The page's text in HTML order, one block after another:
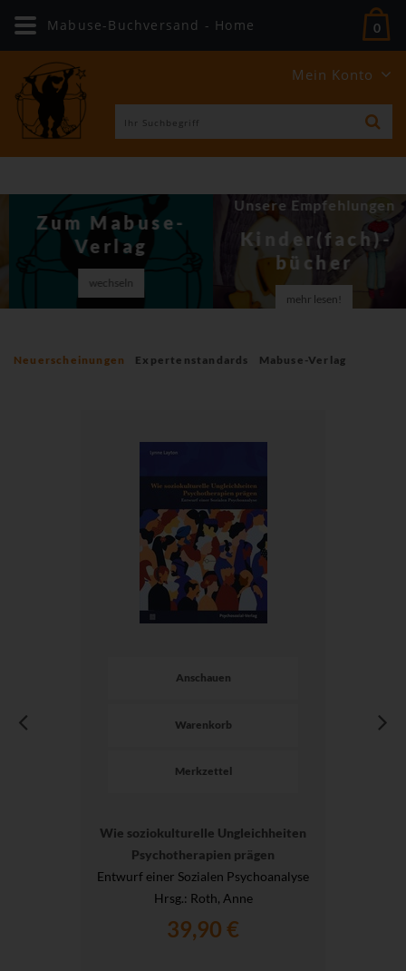
Mein Konto
0
Zum Mabuse-
Verlag
wechseln
Unsere Empfehlungen
Kinder(fach)­
bücher
mehr lesen!
Neuerscheinungen Expertenstandards Mabuse-Verlag
Anschauen
Warenkorb
Merkzettel
Wie soziokulturelle Ungleichheiten
Psychotherapien prägen
Entwurf einer Sozialen Psychoanalyse
Hrsg.: Roth, Anne
39,90 €
Mabuse-Buchversand - Home